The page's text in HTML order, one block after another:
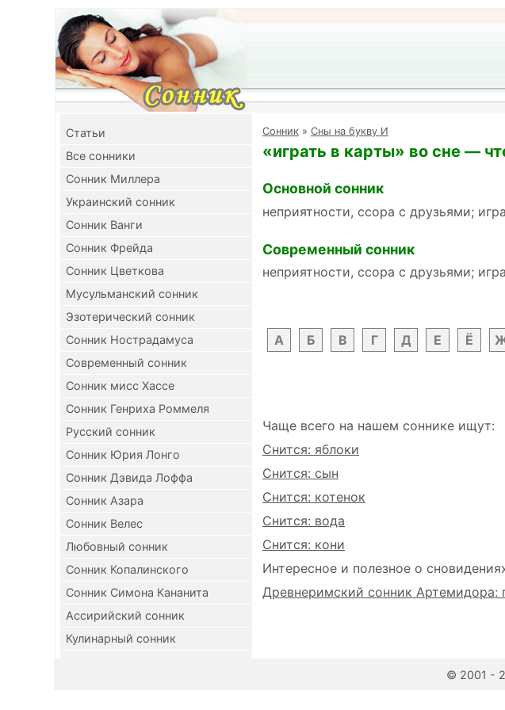
Cтатьи
Все сонники
Сонник Миллера
Украинский сонник
Сонник Ванги
Сонник Фрейда
Сонник Цветкова
Мусульманский сонник
Эзотерический сонник
Сонник Нострадамуса
Современный сонник
Сонник мисс Хассе
Сонник Генриха Роммеля
Русский сонник
Сонник Юрия Лонго
Сонник Дэвида Лоффа
Сонник Азара
Сонник Велес
Любовный сонник
Сонник Копалинского
Сонник Симона Кананита
Ассирийский сонник
Кулинарный сонник
Cонник » Сны на букву И
«играть в карты» во сне —
Основной сонник
неприятности, ссора с друзьями;
Современный сонник
неприятности, ссора с друзьями;
А
Б В Г Д Е Ё
Чаще всего на нашем соннике ищут:
Снится: яблоки
Снится: сын
Снится: котенок
Снится: вода
Снится: кони
Интересное и полезное о
Древнеримский сонник Артемидора:
© 2001 -